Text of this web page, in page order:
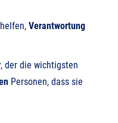
Verantwortung
, der die wichtigsten
Personen, dass sie